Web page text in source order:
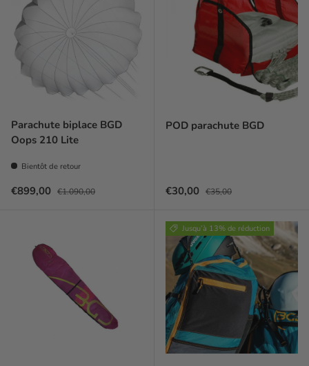
Parachute biplace BGD
Oops 210 Lite
Bientôt de retour
Prix soldé
€899,00 Prix habituel
€1.090,00
POD parachute BGD
Prix soldé
€30,00 Prix habituel
€35,00
Jusqu’à 13% de réduction